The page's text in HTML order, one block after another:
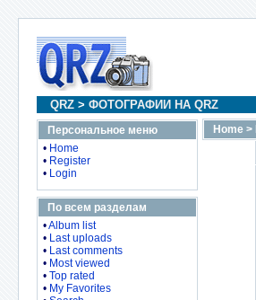
QRZ > ФОТОГРАФИИ НА QRZ
Персональное меню
• Home
• Register
• Login
По всем разделам
•Album list
• Last uploads
• Last comments
• Most viewed
• Top rated
• My Favorites
Home >